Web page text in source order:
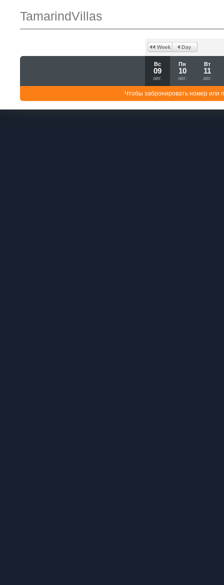
TamarindVillas
Вс
09
авг.
Пн
10
авг.
Вт
11
авг.
Чтобы забронировать номер